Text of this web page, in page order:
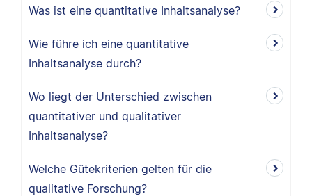
Was ist eine quantitative Inhaltsanalyse?
Wie führe ich eine quantitative
Inhaltsanalyse durch?
Wo liegt der Unterschied zwischen
quantitativer und qualitativer
Inhaltsanalyse?
Welche Gütekriterien gelten für die
qualitative Forschung?